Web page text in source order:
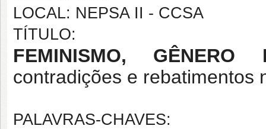
LOCAL: NEPSA II - CCSA
TÍTULO:
FEMINISMO,
contradições e rebatimentos
PALAVRAS-CHAVES: